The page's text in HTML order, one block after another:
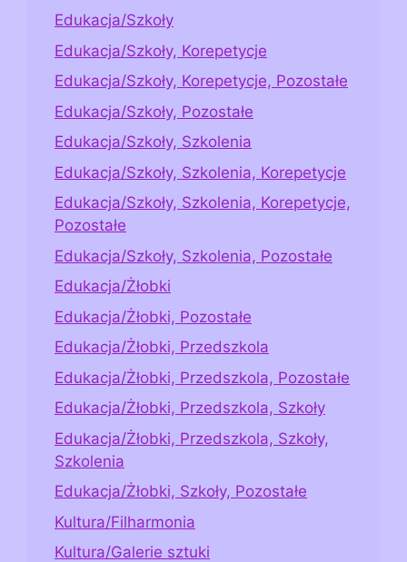
Edukacja/Szkoły
Edukacja/Szkoły, Korepetycje
Edukacja/Szkoły, Korepetycje, Pozostałe
Edukacja/Szkoły, Pozostałe
Edukacja/Szkoły, Szkolenia
Edukacja/Szkoły, Szkolenia, Korepetycje
Edukacja/Szkoły, Szkolenia, Korepetycje,
Pozostałe
Edukacja/Szkoły, Szkolenia, Pozostałe
Edukacja/Żłobki
Edukacja/Żłobki, Pozostałe
Edukacja/Żłobki, Przedszkola
Edukacja/Żłobki, Przedszkola, Pozostałe
Edukacja/Żłobki, Przedszkola, Szkoły
Edukacja/Żłobki, Przedszkola, Szkoły,
Szkolenia
Edukacja/Żłobki, Szkoły, Pozostałe
Kultura/Filharmonia
Kultura/Galerie sztuki